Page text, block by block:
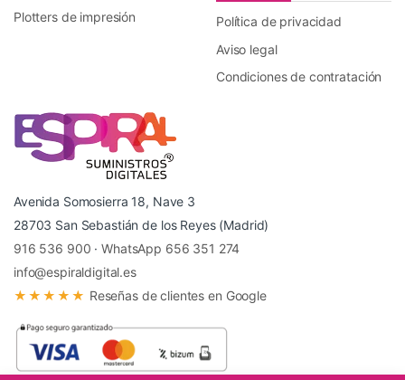
Plotters de impresión
Política de privacidad
Aviso legal
Condiciones de contratación
Avenida Somosierra 18, Nave 3
28703 San Sebastián de los Reyes (Madrid)
916 536 900 ·WhatsApp 656 351 274
info@espiraldigital.es
★★★★★ Reseñas de clientes en Google